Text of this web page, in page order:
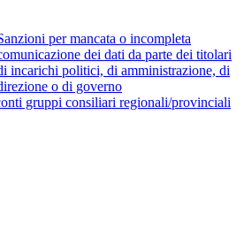
per mancata o incompleta
dei dati da parte dei titolari
incarichi politici, di amministrazione, di
o di governo
gruppi consiliari regionali/provinciali